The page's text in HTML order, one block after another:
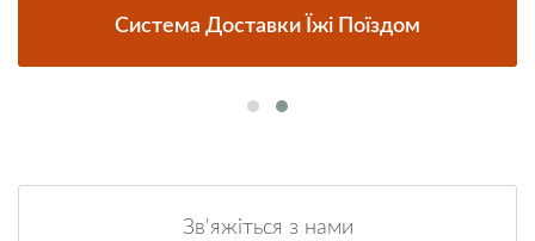
Система Доставки Їжі Поїздом
Зв'яжіться з нами